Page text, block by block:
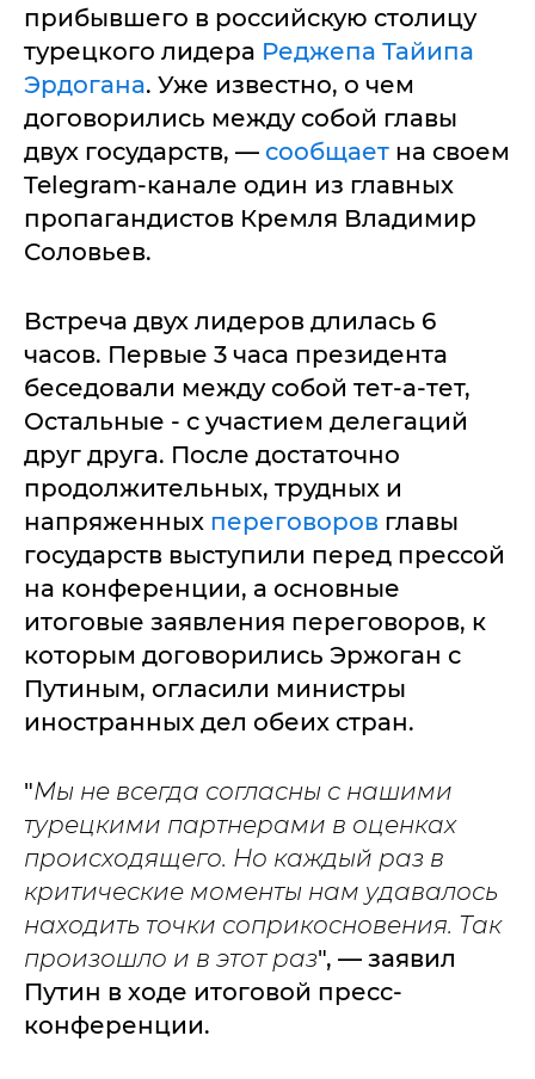
прибывшего в российскую столицу
турецкого лидера Реджепа Тайипа
Эрдогана. Уже известно, о чем
договорились между собой главы
двух государств, — сообщает на своем
Telegram-канале один из главных
пропагандистов Кремля Владимир
Соловьев.
Встреча двух лидеров длилась 6
часов. Первые 3 часа президента
беседовали между собой тет-а-тет,
Остальные - с участием делегаций
друг друга. После достаточно
продолжительных, трудных и
напряженных переговоров главы
государств выступили перед прессой
на конференции, а основные
итоговые заявления переговоров, к
которым договорились Эржоган с
Путиным, огласили министры
иностранных дел обеих стран.
"Мы не всегда согласны с нашими
турецкими партнерами в оценках
происходящего. Но каждый раз в
критические моменты нам удавалось
находить точки соприкосновения. Так
произошло и в этот раз", — заявил
Путин в ходе итоговой пресс-
конференции.